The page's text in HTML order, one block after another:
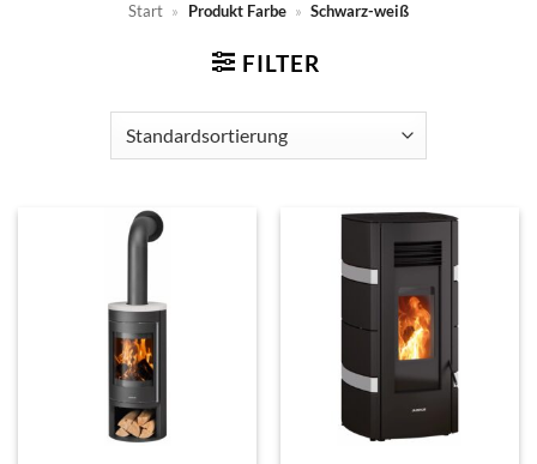
Start » Produkt Farbe » Schwarz-weiß
FILTER